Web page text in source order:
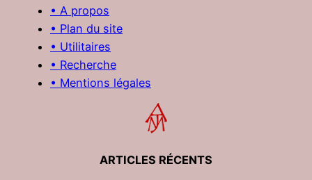
• A propos
• Plan du site
• Utilitaires
• Recherche
• Mentions légales
ARTICLES RÉCENTS